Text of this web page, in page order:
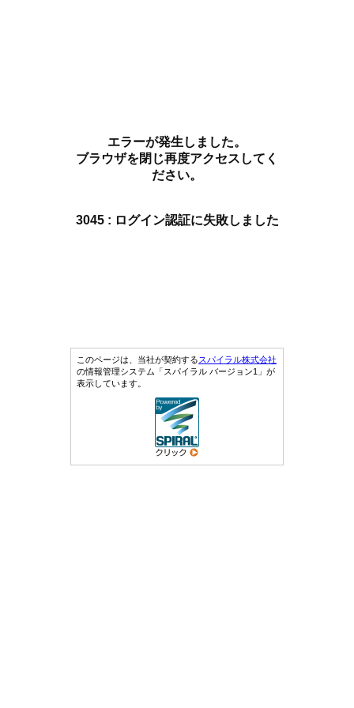
エラーが発生しました。
ブラウザを閉じ再度アクセスしてく
ださい。
3045 : ログイン認証に失敗しました
このページは、当社が契約するスパイラル株式会社
の情報管理システム「スパイラル バージョン1」が
表示しています。